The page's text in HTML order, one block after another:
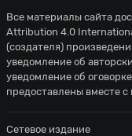
Все материалы сайта
Attribution 4.0
(создателя)
уведомление об
уведомление об
предоставлены вместе
Сетевое издание